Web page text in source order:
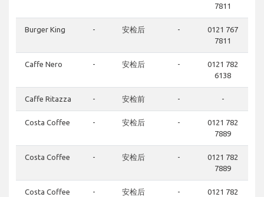
7811
Burger King - 安检后 -
0121 767
7811
Caffe Nero - 安检后 -
0121 782
6138
Caffe Ritazza - 安检前 - -
Costa Coffee - 安检后 -
0121 782
7889
Costa Coffee - 安检后 -
0121 782
7889
Costa Coffee - 安检后 -
0121 782